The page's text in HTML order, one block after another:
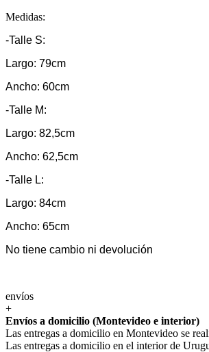
Medidas:
-Talle S:
Largo: 79cm
Ancho: 60cm
-Talle M:
Largo: 82,5cm
Ancho: 62,5cm
-Talle L:
Largo: 84cm
Ancho: 65cm
No tiene cambio ni devolución
envíos
+
Envíos a domicilio (Montevideo e interior)
Las entregas a domicilio en Montevideo se
Las entregas a domicilio en el interior de